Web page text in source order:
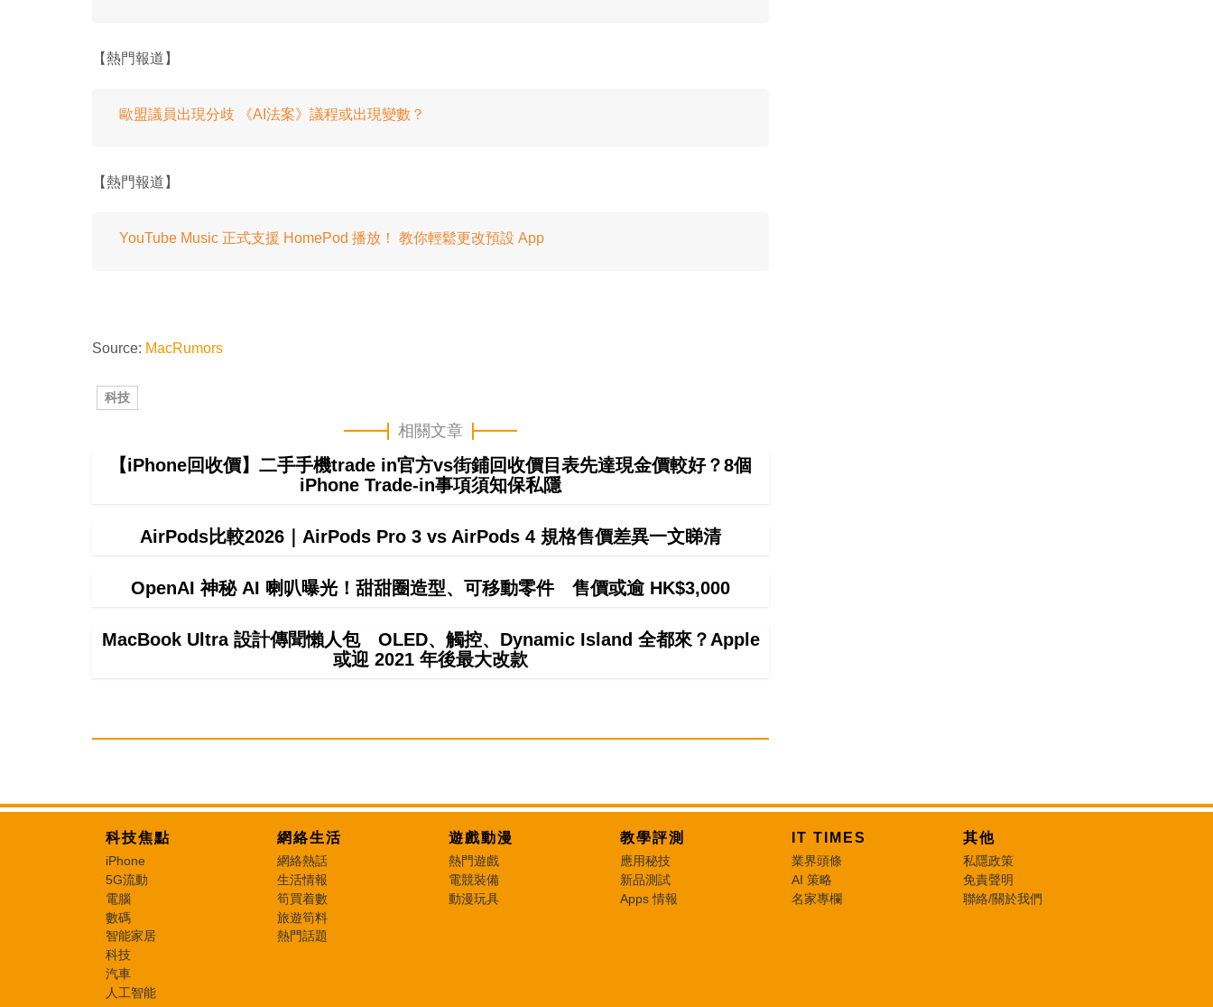
【熱門報道】
歐盟議員出現分歧 《AI法案》議程或出現變數？
【熱門報道】
YouTube Music 正式支援 HomePod 播放！ 教你輕鬆更改預設 App
Source: MacRumors
科技
相關文章
【iPhone回收價】二手手機trade in官方vs街鋪回收價目表先達現金價較好？8個
iPhone Trade-in事項須知保私隱
AirPods比較2026｜AirPods Pro 3 vs AirPods 4 規格售價差異一文睇清
OpenAI 神秘 AI 喇叭曝光！甜甜圈造型、可移動零件 售價或逾 HK$3,000
MacBook Ultra 設計傳聞懶人包 OLED、觸控、Dynamic Island 全都來？Apple
或迎 2021 年後最大改款
科技焦點
iPhone
5G流動
電腦
數碼
智能家居
科技
汽車
人工智能
網絡生活
網絡熱話
生活情報
筍買着數
旅遊筍料
熱門話題
遊戲動漫
熱門遊戲
電競裝備
動漫玩具
教學評測
應用秘技
新品測試
Apps 情報
IT TIMES
業界頭條
AI 策略
名家專欄
其他
私隱政策
免責聲明
聯絡/關於我們